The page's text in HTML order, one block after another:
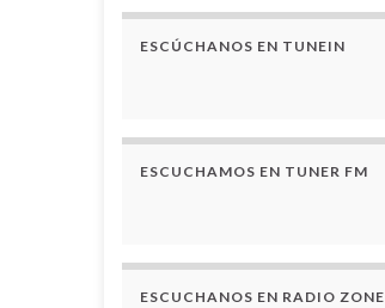
ESCÚCHANOS EN TUNEIN
ESCUCHAMOS EN TUNER FM
ESCUCHANOS EN RADIO ZONE